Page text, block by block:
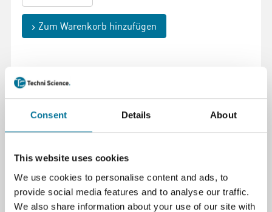
Consent Details About
This website uses cookies
We use cookies to personalise content and ads, to
provide social media features and to analyse our traffic.
We also share information about your use of our site with
Zum Warenkorb hinzufügen
Seite drucken
Möglichkeiten